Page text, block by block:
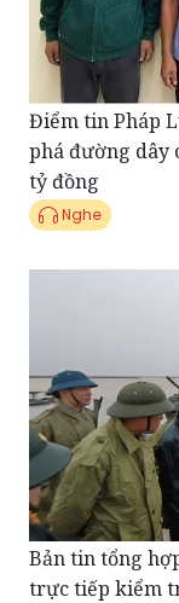
Điểm tin Pháp
phá đường
tỷ đồng
Nghe
Bản tin tổng
trực tiếp kiểm
hậu quả
Nghe